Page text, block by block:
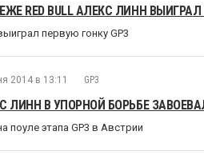
RED BULL АЛЕКС ЛИНН
первую гонку GP3
2014 в 13:11 GP3
ЛИНН В УПОРНОЙ БОРЬБЕ
поуле этапа GP3 в Австрии